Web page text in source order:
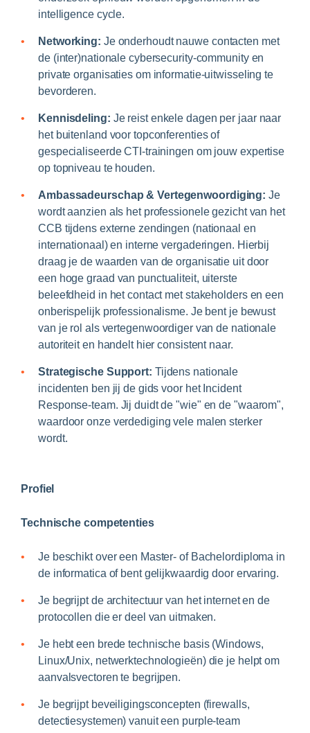
intelligence cycle.
Networking: Je onderhoudt nauwe contacten met
de (inter)nationale cybersecurity-community en
private organisaties om informatie-uitwisseling te
bevorderen.
Kennisdeling: Je reist enkele dagen per jaar naar
het buitenland voor topconferenties of
gespecialiseerde CTI-trainingen om jouw expertise
op topniveau te houden.
Ambassadeurschap & Vertegenwoordiging: Je
wordt aanzien als het professionele gezicht van het
CCB tijdens externe zendingen (nationaal en
internationaal) en interne vergaderingen. Hierbij
draag je de waarden van de organisatie uit door
een hoge graad van punctualiteit, uiterste
beleefdheid in het contact met stakeholders en een
onberispelijk professionalisme. Je bent je bewust
van je rol als vertegenwoordiger van de nationale
autoriteit en handelt hier consistent naar.
Strategische Support: Tijdens nationale
incidenten ben jij de gids voor het Incident
Response-team. Jij duidt de "wie" en de "waarom",
waardoor onze verdediging vele malen sterker
wordt.
Profiel
Technische competenties
Je beschikt over een Master- of Bachelordiploma in
de informatica of bent gelijkwaardig door ervaring.
Je begrijpt de architectuur van het internet en de
protocollen die er deel van uitmaken.
Je hebt een brede technische basis (Windows,
Linux/Unix, netwerktechnologieën) die je helpt om
aanvalsvectoren te begrijpen.
Je begrijpt beveiligingsconcepten (firewalls,
detectiesystemen) vanuit een purple-team